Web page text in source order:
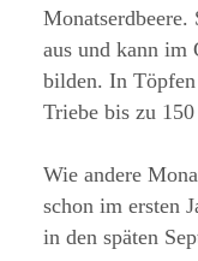
Monatserdbeere.
aus und kann im
bilden. In
Triebe bis zu
Wie andere
schon im ersten
in den späten